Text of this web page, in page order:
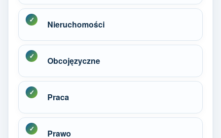
Nieruchomości
Obcojęzyczne
Praca
Prawo